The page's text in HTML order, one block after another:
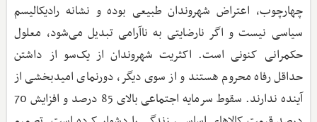
چهارچوب، اعتراض شهروندان طبیعی بوده و نشانه رادیکالیسم
سیاسی نیست و اگر نارضایتی به ناآرامی تبدیل می‌شود، معلول
حکمرانی کنونی است. اکثریت شهروندان از یک‌سو از داشتن
حداقل رفاه محروم هستند و از سوی دیگر، دورنمای امیدبخشی از
آینده ندارند. سقوط سرمایه اجتماعی بالای 85 درصد و افزایش 70